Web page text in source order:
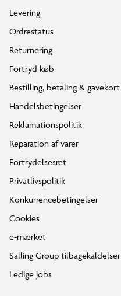
Levering
Ordrestatus
Returnering
Fortryd køb
Bestilling, betaling & gavekort
Handelsbetingelser
Reklamationspolitik
Reparation af varer
Fortrydelsesret
Privatlivspolitik
Konkurrencebetingelser
Cookies
e-mærket
Salling Group tilbagekaldelser
Ledige jobs